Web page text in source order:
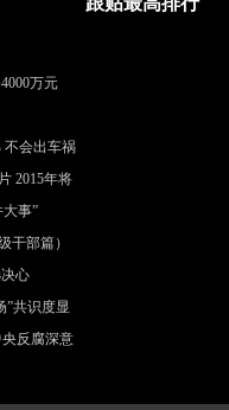
万元
不会出车祸
2015年将
事”
干部篇）
心
”共识度显
央反腐深意